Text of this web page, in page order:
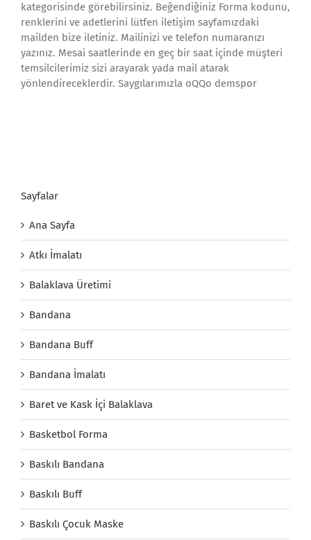
kategorisinde görebilirsiniz. Beğendiğiniz Forma kodunu,
renklerini ve adetlerini lütfen iletişim sayfamızdaki
mailden bize iletiniz. Mailinizi ve telefon numaranızı
yazınız. Mesai saatlerinde en geç bir saat içinde müşteri
temsilcilerimiz sizi arayarak yada mail atarak
yönlendireceklerdir. Saygılarımızla oQQo demspor
Sayfalar
Ana Sayfa
Atkı İmalatı
Balaklava Üretimi
Bandana
Bandana Buff
Bandana İmalatı
Baret ve Kask İçi Balaklava
Basketbol Forma
Baskılı Bandana
Baskılı Buff
Baskılı Çocuk Maske